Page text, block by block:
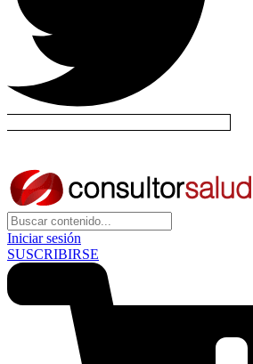
Iniciar sesión
SUSCRIBIRSE